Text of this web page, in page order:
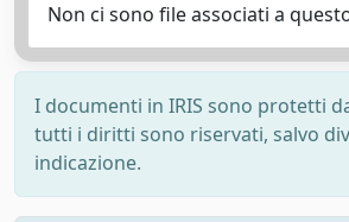
Non ci sono file associati a
I documenti in IRIS sono protetti
tutti i diritti sono riservati, salvo
indicazione.